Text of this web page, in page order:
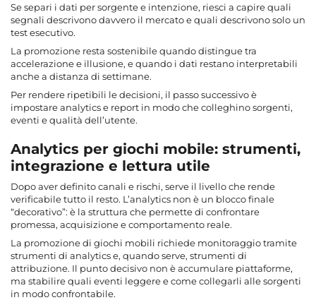
Se separi i dati per sorgente e intenzione, riesci a capire quali
segnali descrivono davvero il mercato e quali descrivono solo un
test esecutivo.
La promozione resta sostenibile quando distingue tra
accelerazione e illusione, e quando i dati restano interpretabili
anche a distanza di settimane.
Per rendere ripetibili le decisioni, il passo successivo è
impostare analytics e report in modo che colleghino sorgenti,
eventi e qualità dell’utente.
Analytics per giochi mobile: strumenti,
integrazione e lettura utile
Dopo aver definito canali e rischi, serve il livello che rende
verificabile tutto il resto. L’analytics non è un blocco finale
“decorativo”: è la struttura che permette di confrontare
promessa, acquisizione e comportamento reale.
La promozione di giochi mobili richiede monitoraggio tramite
strumenti di analytics e, quando serve, strumenti di
attribuzione. Il punto decisivo non è accumulare piattaforme,
ma stabilire quali eventi leggere e come collegarli alle sorgenti
in modo confrontabile.